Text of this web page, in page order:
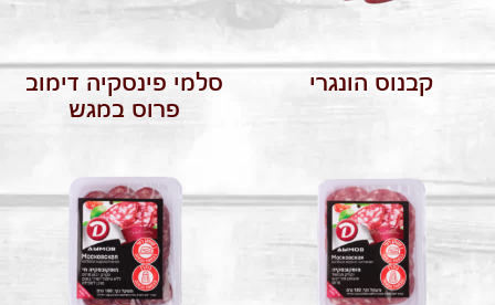
קבנוס הונגרי
סלמי פינסקיה דימוב
פרוס במגש